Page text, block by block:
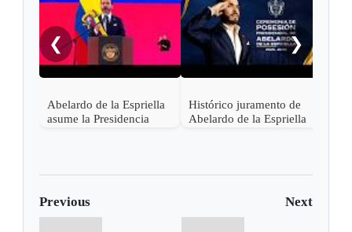
❮
Abelardo de la Espriella
asume la Presidencia
Histórico juramento de
Abelardo de la Espriella
❯
Previous Next